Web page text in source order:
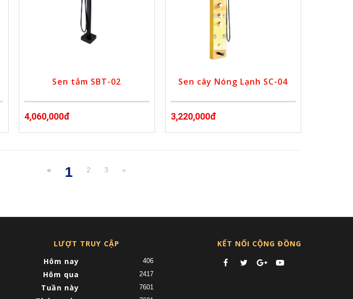
Sen tắm SBT-02
4,060,000đ
Sen cây Nóng Lạnh SC-04
3,220,000đ
«
1
2 3 »
LƯỢT TRUY CẬP
Hôm nay
406
Hôm qua 2417
Tuần này 7601
KẾT NỐI CỘNG ĐỒNG